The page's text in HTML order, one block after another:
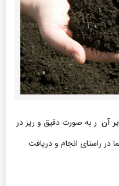
آن ر به صورت دقیق و ریز در
در راستای انجام و دریافت